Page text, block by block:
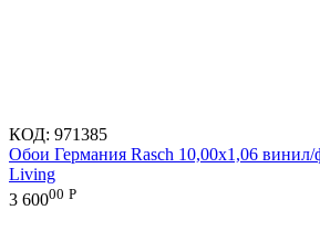
КОД: 971385
Обои Германия Rasch 10,00x1,06
Living
3 60000 Р